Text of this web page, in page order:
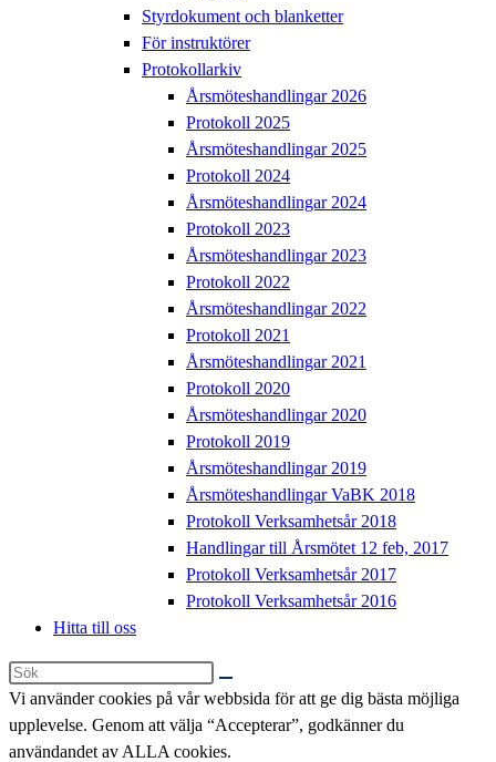
Styrdokument och blanketter
För instruktörer
Protokollarkiv
Årsmöteshandlingar 2026
Protokoll 2025
Årsmöteshandlingar 2025
Protokoll 2024
Årsmöteshandlingar 2024
Protokoll 2023
Årsmöteshandlingar 2023
Protokoll 2022
Årsmöteshandlingar 2022
Protokoll 2021
Årsmöteshandlingar 2021
Protokoll 2020
Årsmöteshandlingar 2020
Protokoll 2019
Årsmöteshandlingar 2019
Årsmöteshandlingar VaBK 2018
Protokoll Verksamhetsår 2018
Handlingar till Årsmötet 12 feb, 2017
Protokoll Verksamhetsår 2017
Protokoll Verksamhetsår 2016
Hitta till oss
Sök
på
denna
webbplats
Vi använder cookies på vår webbsida för att ge dig bästa möjliga
upplevelse. Genom att välja “Accepterar”, godkänner du
användandet av ALLA cookies.